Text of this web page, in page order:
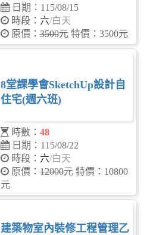
日期：115/08/15
時段： 六/白天
原價：3500元 特價：3500元
8堂課學會SketchUp設計自
住宅(週六班)
時數： 48
日期：115/08/22
時段： 六/白天
原價：12000元 特價：10800
元
建築物室內裝修工程管理乙